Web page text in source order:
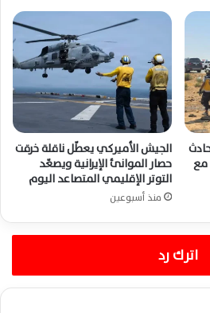
مع
الجيش الأميركي يعطّل ناقلة خرقت
حصار الموانئ الإيرانية ويصعّد
التوتر الإقليمي المتصاعد اليوم
منذ أسبوعين
اترك رد